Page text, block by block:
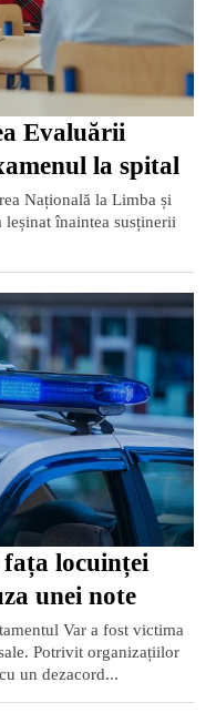
Evaluării
la spital
Națională la Limba și
înaintea susținerii
fața locuinței
unei note
Var a fost victima
Potrivit organizațiilor
un dezacord...